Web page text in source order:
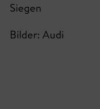
Siegen
Bilder: Audi